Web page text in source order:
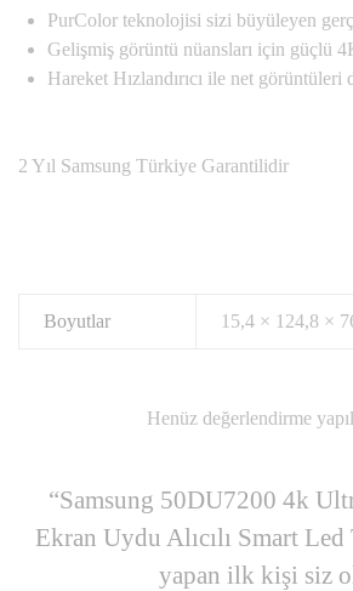
PurColor teknolojisi sizi büyüleyen
Gelişmiş görüntü nüansları için güçlü
Hareket Hızlandırıcı ile net görüntüleri
2 Yıl Samsung Türkiye Garantilidir
Boyutlar 15,4 × 124,8 ×
Henüz değerlendirme
“Samsung 50DU7200 4k
Ekran Uydu Alıcılı Smart
yapan ilk kişi siz